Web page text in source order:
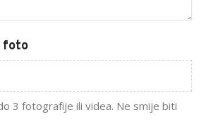
foto
3 fotografije ili videa. Ne smije biti